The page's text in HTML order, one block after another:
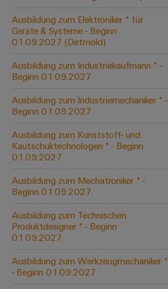
für
Geräte
Energieerzeugung
Zukunftssicherheit
bewährte
Energieerzeugung
Maschinenbau
Lösungen
für
Segmente
der
und
Fabrikautomation
&
Systeme
und
Lösungen
Dezentrale
Automatisierung
Energiemanagement-
IIoT
&
Automation
Software
Industrial
Analytics
Industrial
Automation
Elektronikgehäuse
Blitz-
Überspannungsschutz
PV
Generatoranschlusskasten
Feldbusverteiler
Automatisierung
&
Software
Steuerungen
I/O-
Systeme
Technischer
Support
Umweltbezogene
Produktkonformität
Engineering
Daten
Produktkataloge
Reparatur
und
Ersatzteile
Trainings
und
PSIRT
Fachpressemeldungen
Pressekontakt
Unsere
Partner
IIoT
and
Partner
Netzwerk
IIoT
and
Solution
Offene
Ausbildungs-
Studienplätze
Veranstaltungen
Aktuelle
Termine
Workshops
für
Ausbildung zum Elektroniker * für
Geräte & Systeme - Beginn
01.09.2027 (Detmold)
Ausbildung zum Industriekaufmann * -
Beginn 01.09.2027
Ausbildung zum Industriemechaniker * -
Beginn 01.09.2027
Ausbildung zum Kunststoff- und
Kautschuktechnologen * - Beginn
01.09.2027
Ausbildung zum Mechatroniker * -
Beginn 01.09.2027
Ausbildung zum Technischen
Produktdesigner * - Beginn
01.09.2027
Ausbildung zum Werkzeugmechaniker *
- Beginn 01.09.2027